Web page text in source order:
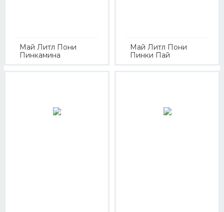
Май Литл Пони
Пинкамина
Май Литл Пони
Пинки Пай